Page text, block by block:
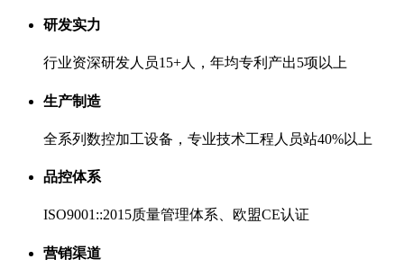
研发实力
行业资深研发人员15+人，年均专利产出5项以上
生产制造
全系列数控加工设备，专业技术工程人员站40%以上
品控体系
ISO9001::2015质量管理体系、欧盟CE认证
营销渠道